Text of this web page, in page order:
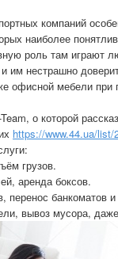
компаний
наиболее
роль там играют
им нестрашно
офисной мебели при
о которой
https://www.44.ua/list/
грузов.
аренда боксов.
перенос банкоматов
вывоз мусора,